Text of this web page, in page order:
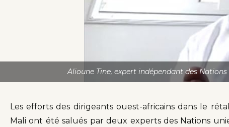
Alioune Tine, expert indépendant des
Les efforts des dirigeants ouest-africains dans le
Mali ont été salués par deux experts des Nations